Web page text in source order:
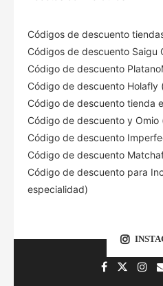
Códigos de descuento
Códigos de descuento Saigu
Código de descuento
Código de descuento Holafly
Código de descuento tienda
Código de descuento y Omio
Código de descuento
Código de descuento
Código de descuento para
especialidad)